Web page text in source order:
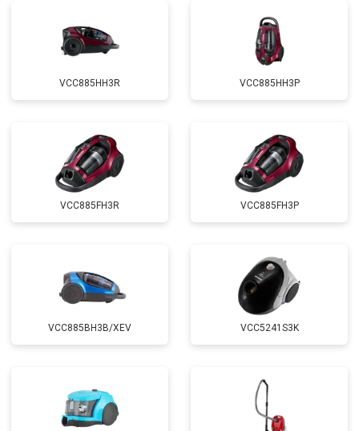
VCC885HH3R VCC885HH3P
VCC885FH3R VCC885FH3P
VCC885BH3B/XEV VCC5241S3K